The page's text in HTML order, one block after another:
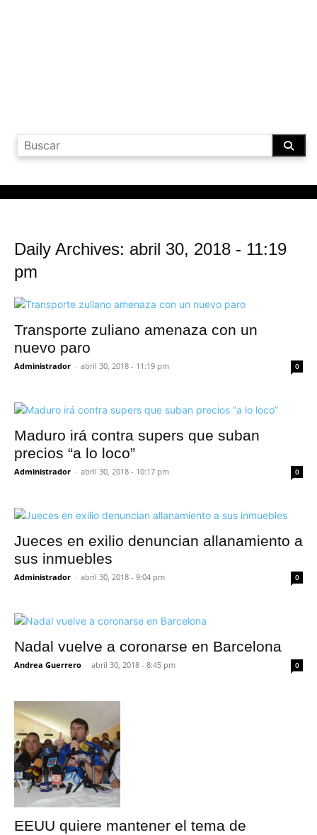
Daily Archives: abril 30, 2018 - 11:19
pm
Transporte zuliano amenaza con un
nuevo paro
Administrador - abril 30, 2018 - 11:19 pm 0
Maduro irá contra supers que suban
precios “a lo loco”
Administrador - abril 30, 2018 - 10:17 pm 0
Jueces en exilio denuncian allanamiento a
sus inmuebles
Administrador - abril 30, 2018 - 9:04 pm 0
Nadal vuelve a coronarse en Barcelona
Andrea Guerrero - abril 30, 2018 - 8:45 pm 0
EEUU quiere mantener el tema de